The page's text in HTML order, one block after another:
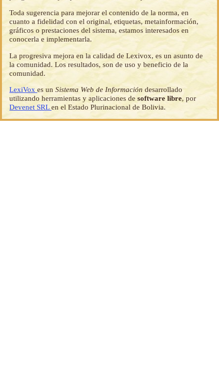
Toda sugerencia para mejorar el contenido de la norma, en
cuanto a fidelidad con el original, etiquetas, metainformación,
gráficos o prestaciones del sistema, estamos interesados en
conocerla e implementarla.
La progresiva mejora en la calidad de Lexivox, es un asunto de
la comunidad. Los resultados, son de uso y beneficio de la
comunidad.
LexiVoxes unSistema Web de Información desarrollado
utilizando herramientas y aplicaciones desoftware libre, por
Devenet SRLen el Estado Plurinacional de Bolivia.